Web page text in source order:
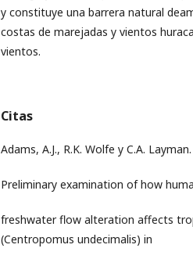
y constituye una barrera natural
costas de marejadas y vientos
vientos.
Citas
Adams, A.J., R.K. Wolfe y C.A.
Preliminary examination of how
freshwater flow alteration affects
(Centropomus undecimalis) in